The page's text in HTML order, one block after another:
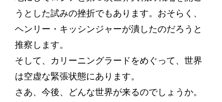
うとした試みの挫折でもあります。おそらく、
ヘンリー・キッシンジャーが潰したのだろうと
推察します。
そして、カリーニングラードをめぐって、世界
は空虚な緊張状態にあります。
さあ、今後、どんな世界が来るのでしょうか。